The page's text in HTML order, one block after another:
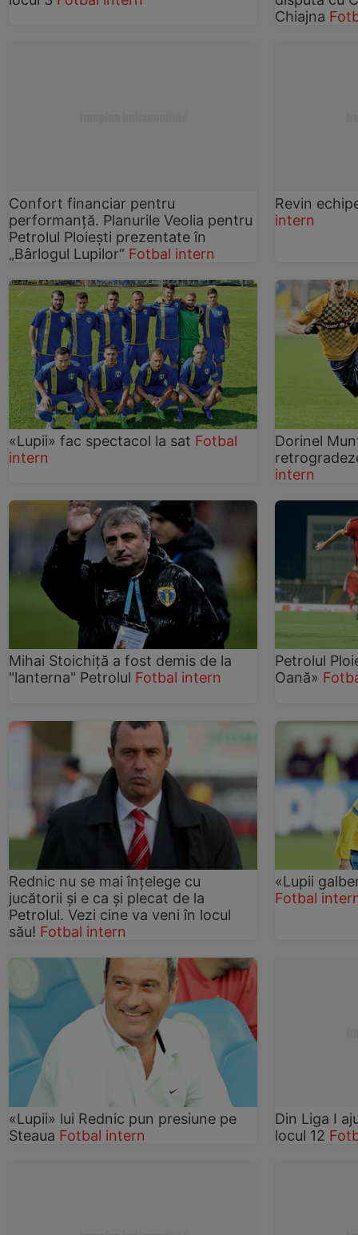
Chiajna
Confort financiar pentru
performanţă. Planurile Veolia pentru
Petrolul Ploieşti prezentate în
„Bârlogul Lupilor“ Fotbal intern
Revin
intern
«Lupii» fac spectacol la sat Fotbal
intern
Dorinel
intern
Mihai Stoichiţă a fost demis de la
"lanterna" Petrolul Fotbal intern
Petrolul
Oană»
Rednic nu se mai înţelege cu
jucătorii şi e ca şi plecat de la
Petrolul. Vezi cine va veni în locul
său! Fotbal intern
«Lupii
Fotbal
«Lupii» lui Rednic pun presiune pe
Steaua Fotbal intern
Din Liga I
locul 12